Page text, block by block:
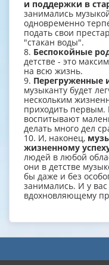
и поддержки в
занимались
одновременно
подать свои
"стакан воды".
8. Беспокойные
детстве - это
на всю жизнь.
9. Перегруженные
музыканту будет
нескольким
приходить первым.
воспитывают
делать много дел
10. И, наконец,
жизненному
людей в любой
они в детстве
бы даже и без
занимались. И у
вдохновляющему